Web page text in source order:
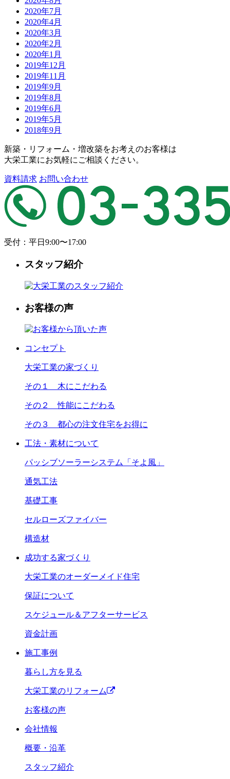
2020年7月
2020年4月
2020年3月
2020年2月
2020年1月
2019年12月
2019年11月
2019年9月
2019年8月
2019年6月
2019年5月
2018年9月
新築・リフォーム・増改築をお考えのお客様は
大栄工業にお気軽にご相談ください。
資料請求 お問い合わせ
受付：平日9:00〜17:00
スタッフ紹介
お客様の声
コンセプト
大栄工業の家づくり
その１ 木にこだわる
その２ 性能にこだわる
その３ 都心の注文住宅をお得に
工法・素材について
パッシブソーラーシステム「そよ風」
通気工法
基礎工事
セルローズファイバー
構造材
成功する家づくり
大栄工業のオーダーメイド住宅
保証について
スケジュール＆アフターサービス
資金計画
施工事例
暮らし方を見る
大栄工業のリフォーム
お客様の声
会社情報
概要・沿革
スタッフ紹介